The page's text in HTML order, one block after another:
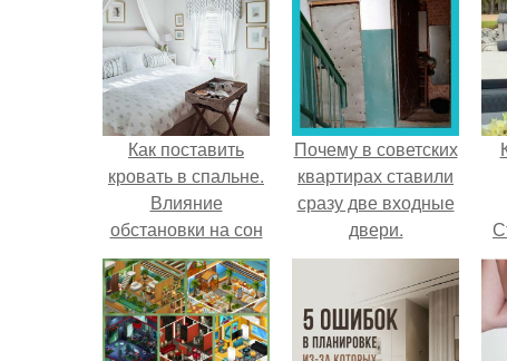
Как поставить
кровать в спальне.
Влияние
обстановки на сон
Почему в советских
квартирах ставили
сразу две входные
двери.